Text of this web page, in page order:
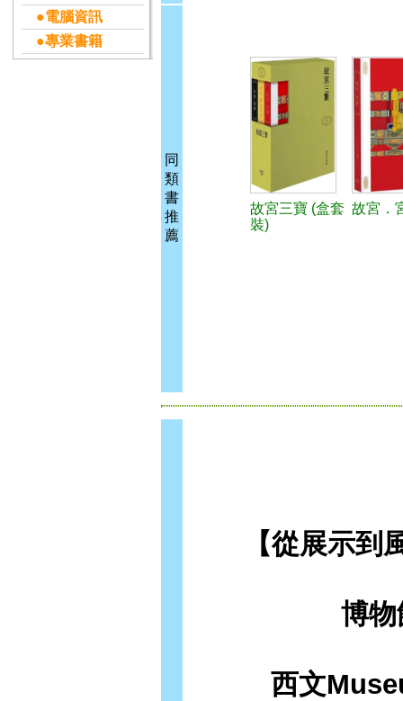
●電腦資訊
●專業書籍
同
類
書
推
薦
故宮三寶 (盒套
裝)
故宮．
【從展示
博
西文